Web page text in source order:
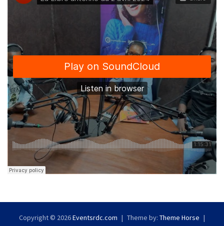
Copyright © 2026Eventsrdc.com Theme by: Theme Horse